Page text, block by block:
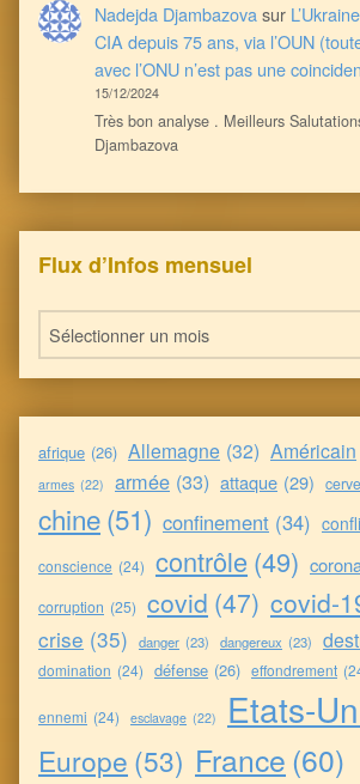
Nadejda Djambazovasur
CIA depuis 75 ans, via l’OUN
avec l’ONU n’est pas une
15/12/2024
Très bon analyse . Meilleurs
Djambazova
Flux d’Infos mensuel
Flux d’Infos mensuel
afrique (26) Allemagne (32) Américain
armes (22) armée (33) attaque (29)
chine(51) confinement (34)
conscience (24) contrôle (49)
corruption (25) covid (47) covid-
crise (35) danger (23) dangereux (23)
domination (24) défense (26) effondrement
ennemi (24) esclavage (22) Etats-
Europe (53) France (60)